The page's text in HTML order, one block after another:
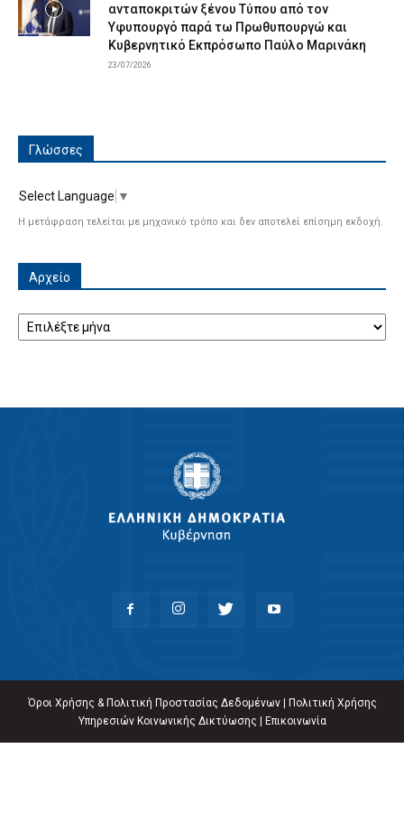
ανταποκριτών ξένου Τύπου από τον
Υφυπουργό παρά τω Πρωθυπουργώ και
Κυβερνητικό Εκπρόσωπο Παύλο Μαρινάκη
23/07/2026
Γλώσσες
Select Language ▼
Η μετάφραση τελείται με μηχανικό τρόπο και δεν αποτελεί επίσημη εκδοχή.
Αρχείο
Όροι Χρήσης & Πολιτική Προστασίας Δεδομένων|
Πολιτική Χρήσης
Υπηρεσιών Κοινωνικής Δικτύωσης
Επικοινωνία